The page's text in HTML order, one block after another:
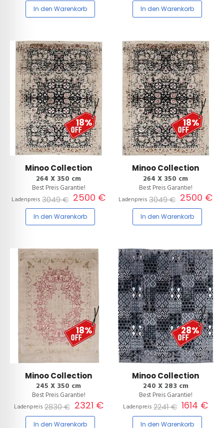
In den Warenkorb In den Warenkorb
18%
Minoo Collection
264 X 350 cm
Best Preis Garantie!
Ladenpreis 3049 € 2500 €
In den Warenkorb
18%
Minoo Collection
264 X 350 cm
Best Preis Garantie!
Ladenpreis 3049 € 2500 €
In den Warenkorb
18%
Minoo Collection
245 X 350 cm
Best Preis Garantie!
Ladenpreis2830 € 2321 €
In den Warenkorb
28%
Minoo Collection
240 X 283 cm
Best Preis Garantie!
Ladenpreis 2241 € 1614 €
In den Warenkorb